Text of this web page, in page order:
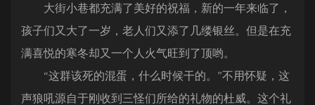
大街小巷都充满了美好的祝福，新的一年来临了，
孩子们又大了一岁，老人们又添了几缕银丝。但是在充
满喜悦的寒冬却又一个人火气旺到了顶哟。
“这群该死的混蛋，什么时候干的。”不用怀疑，这
声狼吼源自于刚收到三怪们所给的礼物的杜威。这个礼